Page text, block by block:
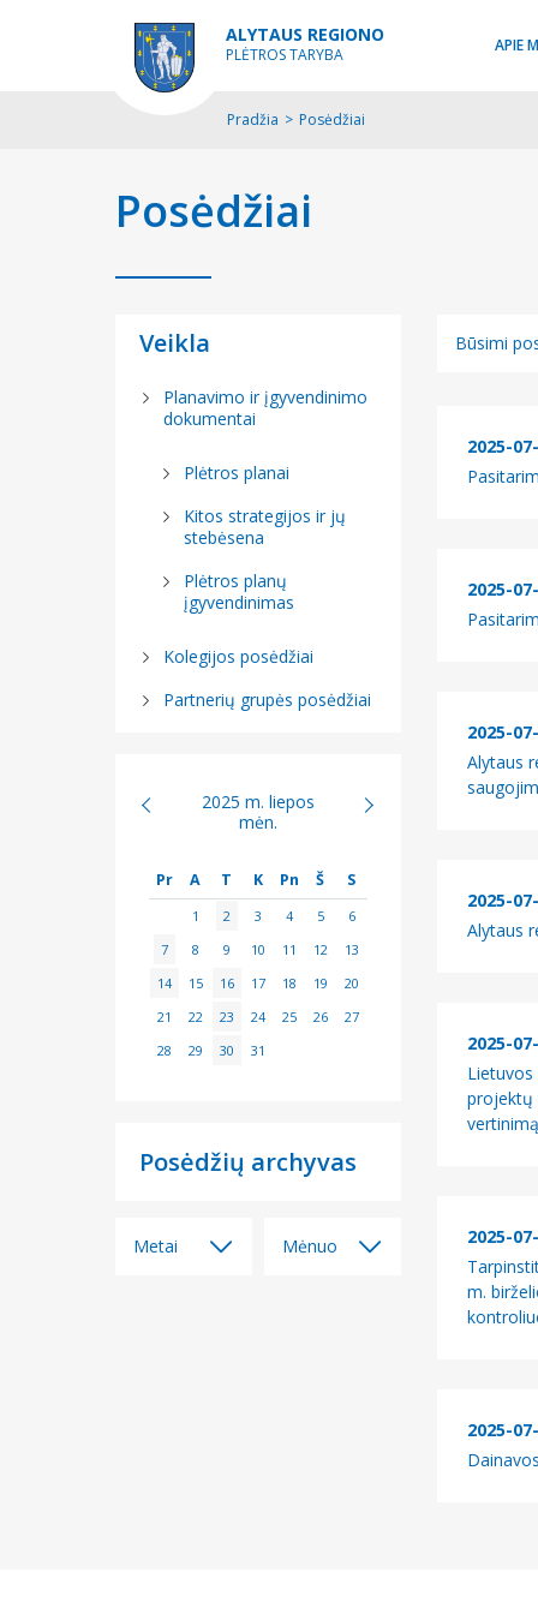
ALYTAUS REGIONO
PLĖTROS TARYBA APIE
Pradžia > Posėdžiai
Posėdžiai
Veikla
Planavimo ir įgyvendinimo
dokumentai
Plėtros planai
Kitos strategijos ir jų
stebėsena
Plėtros planų
įgyvendinimas
Kolegijos posėdžiai
Partnerių grupės posėdžiai
2025 m. liepos
mėn.
Pr A T K Pn Š S
1 2 3 4 5
6
7
8 9 10 11 12
13
14
15 16 17 18 19
20
21
22 23 24 25 26
27
28
29 30 31
Posėdžių archyvas
Metai Mėnuo
Būsimi
Įvykę
2025-
2025-
2025-
Alytaus
2025-
Alytaus
2025-
projektų
2025-
m.
2025-